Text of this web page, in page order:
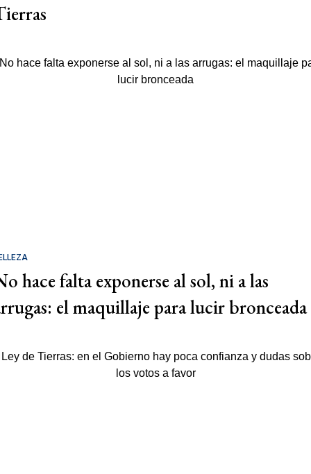
hace falta exponerse al sol, ni a las
el maquillaje para lucir bronceada